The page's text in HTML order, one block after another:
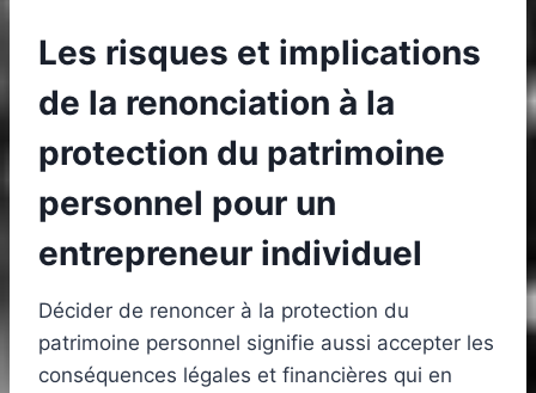
Les risques et implications
de la renonciation à la
protection du patrimoine
personnel pour un
entrepreneur individuel
Décider de renoncer à la protection du
patrimoine personnel signifie aussi accepter les
conséquences légales et financières qui en